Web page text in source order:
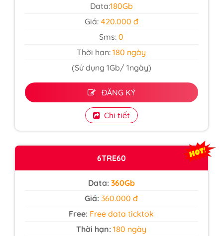
Data:180Gb
Giá: 420.000 đ
Sms:0
Thời hạn: 180 ngày
(Sử dụng 1Gb/ 1ngày)
ĐĂNG KÝ
Chi tiết
6TRE60
Data:360Gb
Giá:360.000 đ
Free: Free data ticktok
Thời hạn: 180 ngày